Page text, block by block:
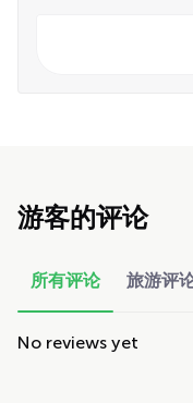
游客的评论
所有评论 旅游评
No reviews yet